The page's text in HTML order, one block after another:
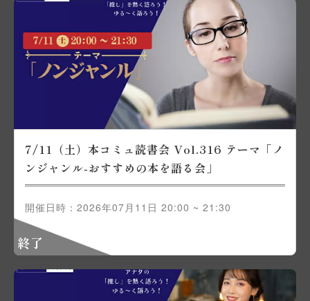
7/11（土）本コミュ読書会 Vol.316 テーマ「ノ
ンジャンル-おすすめの本を語る会」
開催日時：2026年07月11日 20:00 ~ 21:30
終了